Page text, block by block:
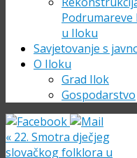
Podrumareve
u Iloku
Savjetovanje s
O Iloku
Grad Ilok
Gospodarstvo
« 22. Smotra dječjeg
slovačkog folklora u